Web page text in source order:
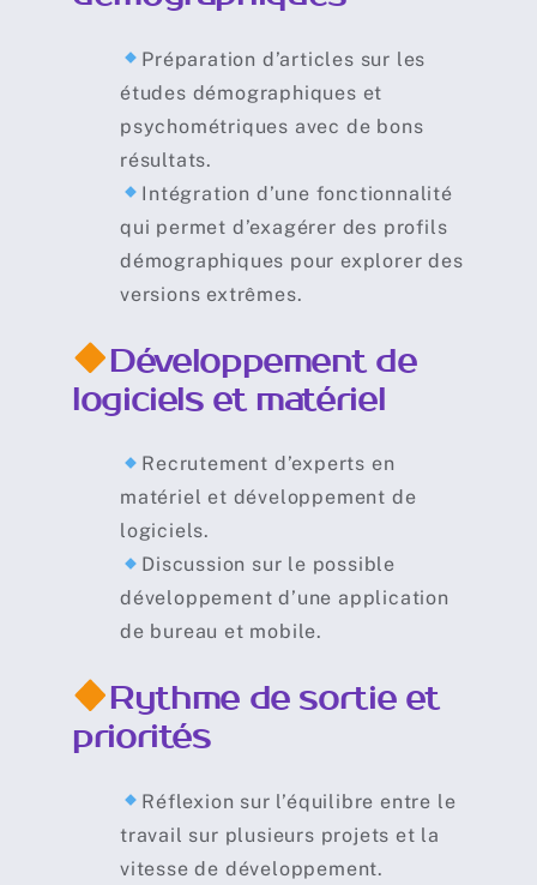
Préparation d’articles sur les
études démographiques et
psychométriques avec de bons
résultats.
Intégration d’une fonctionnalité
qui permet d’exagérer des profils
démographiques pour explorer des
versions extrêmes.
Développement de
logiciels et matériel
Recrutement d’experts en
matériel et développement de
logiciels.
Discussion sur le possible
développement d’une application
de bureau et mobile.
Rythme de sortie et
priorités
Réflexion sur l’équilibre entre le
travail sur plusieurs projets et la
vitesse de développement.